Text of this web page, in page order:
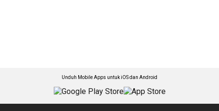
Unduh Mobile Apps untuk iOS dan Android